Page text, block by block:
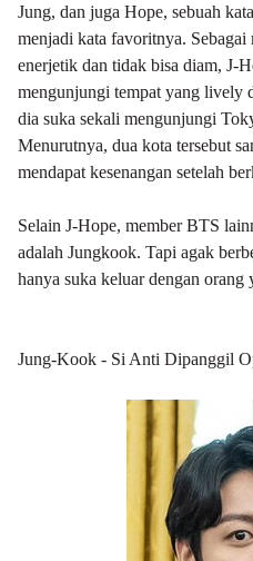
Jung, dan juga Hope, sebuah
menjadi kata favoritnya.
enerjetik dan tidak bisa diam, J-
mengunjungi tempat yang lively
dia suka sekali mengunjungi
Menurutnya, dua kota tersebut
mendapat kesenangan setelah
Selain J-Hope, member BTS
adalah Jungkook. Tapi agak
hanya suka keluar dengan orang
Jung-Kook - Si Anti Dipanggil